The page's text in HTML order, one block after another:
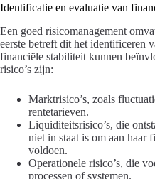
Identificatie en evaluatie van
Een goed risicomanagement
eerste betreft dit het identificeren
financiële stabiliteit kunnen
risico’s zijn:
Marktrisico’s, zoals
rentetarieven.
Liquiditeitsrisico’s, die
niet in staat is om aan haar
voldoen.
Operationele risico’s, die
processen of systemen.